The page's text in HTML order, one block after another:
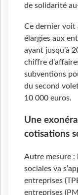
de solidarité
Ce dernier voit
élargies aux
ayant jusqu’à
chiffre
subventions
du second
10 000 euros.
Une
cotisations
Autre mesure
sociales va
entreprises
entreprises